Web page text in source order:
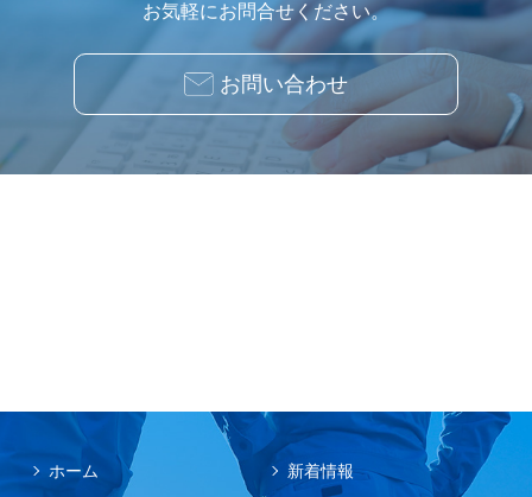
お気軽にお問合せください。
お問い合わせ
ホーム 新着情報